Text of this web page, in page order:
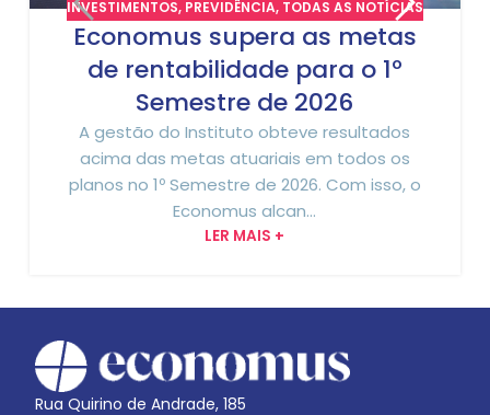
INVESTIMENTOS, PREVIDÊNCIA, TODAS AS NOTÍCIAS
Economus supera as metas
de rentabilidade para o 1º
Semestre de 2026
A gestão do Instituto obteve resultados
acima das metas atuariais em todos os
planos no 1º Semestre de 2026. Com isso, o
Economus alcan...
LER MAIS +
Rua Quirino de Andrade, 185